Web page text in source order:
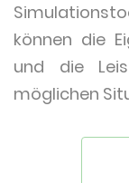
können die
und die
möglichen